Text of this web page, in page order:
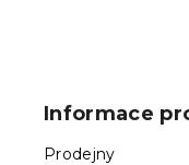
Informace
Prodejny